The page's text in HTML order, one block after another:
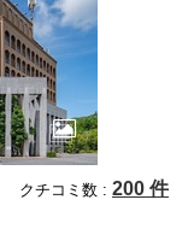
クチコミ数 : 200 件